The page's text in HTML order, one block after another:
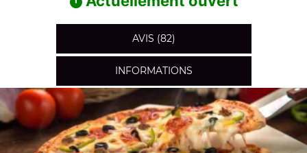
AVIS (82)
INFORMATIONS